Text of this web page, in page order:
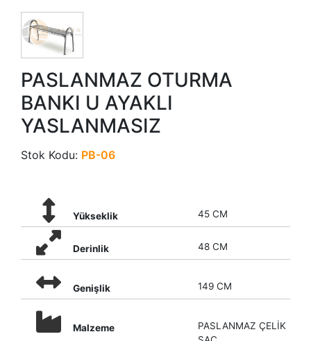
PASLANMAZ OTURMA
BANKI U AYAKLI
YASLANMASIZ
Stok Kodu: PB-06
Yükseklik 45 CM
Derinlik 48 CM
Genişlik 149 CM
Malzeme
PASLANMAZ ÇELİK